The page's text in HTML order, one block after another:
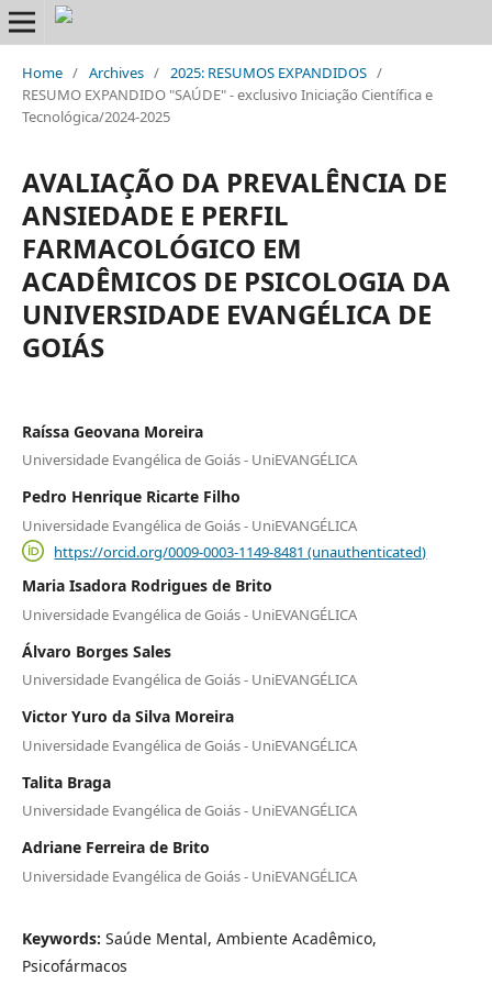
Home / Archives / 2025: RESUMOS EXPANDIDOS /
RESUMO EXPANDIDO "SAÚDE" - exclusivo Iniciação Científica e
Tecnológica/2024-2025
AVALIAÇÃO DA PREVALÊNCIA DE
ANSIEDADE E PERFIL
FARMACOLÓGICO EM
ACADÊMICOS DE PSICOLOGIA DA
UNIVERSIDADE EVANGÉLICA DE
GOIÁS
Raíssa Geovana Moreira
Universidade Evangélica de Goiás - UniEVANGÉLICA
Pedro Henrique Ricarte Filho
Universidade Evangélica de Goiás - UniEVANGÉLICA
https://orcid.org/0009-0003-1149-8481 (unauthenticated)
Maria Isadora Rodrigues de Brito
Universidade Evangélica de Goiás - UniEVANGÉLICA
Álvaro Borges Sales
Universidade Evangélica de Goiás - UniEVANGÉLICA
Victor Yuro da Silva Moreira
Universidade Evangélica de Goiás - UniEVANGÉLICA
Talita Braga
Universidade Evangélica de Goiás - UniEVANGÉLICA
Adriane Ferreira de Brito
Universidade Evangélica de Goiás - UniEVANGÉLICA
Keywords: Saúde Mental, Ambiente Acadêmico,
Psicofármacos